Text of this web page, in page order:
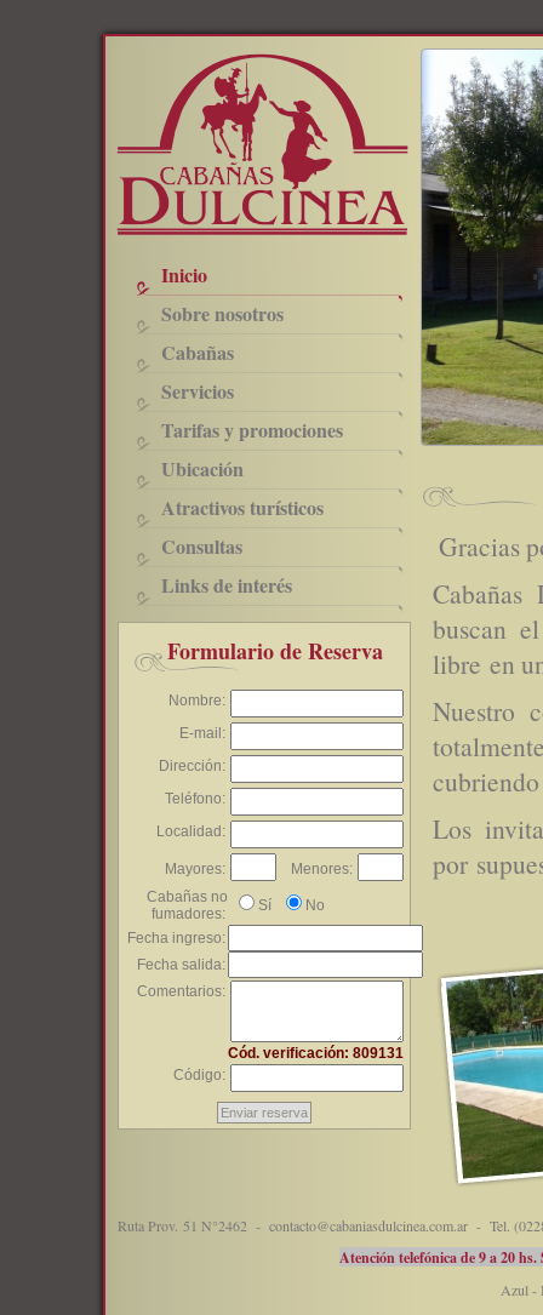
Inicio
Sobre nosotros
Cabañas
Servicios
Tarifas y promociones
Ubicación
Atractivos turísticos
Consultas
Links de interés
Formulario de Reserva
Nombre:
E-mail:
Dirección:
Teléfono:
Localidad:
Mayores:
Menores:
Cabañas no
fumadores:
Sí
No
Fecha ingreso:
Fecha salida:
Comentarios:
Cód. verificación: 809131
Código:
Enviar reserva
Gracias
buscan
libre en
Nuestro
cubriendo
Los
por
Ruta Prov. 51 N°2462 - contacto@cabaniasdulcinea.com.ar - Tel.
Atención telefónica de 9 a 20
Azul -